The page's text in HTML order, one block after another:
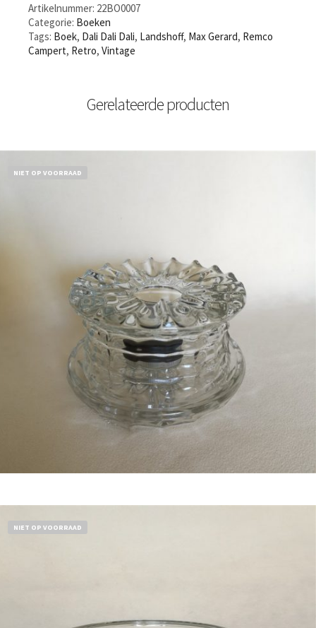
Artikelnummer: 22BO0007
Categorie: Boeken
Tags: Boek, Dali Dali Dali, Landshoff, Max Gerard, Remco
Campert, Retro, Vintage
Gerelateerde producten
NIET OP VOORRAAD
NIET OP VOORRAAD